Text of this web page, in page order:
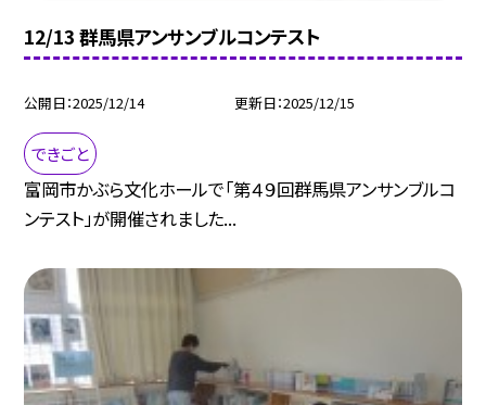
12/13 群馬県アンサンブルコンテスト
公開日 2025/12/14 更新日 2025/12/15
できごと
富岡市かぶら文化ホールで「第４９回群馬県アンサンブルコ
ンテスト」が開催されました...